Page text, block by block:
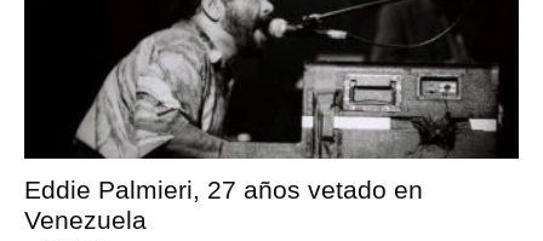
Eddie Palmieri, 27 años vetado en
Venezuela